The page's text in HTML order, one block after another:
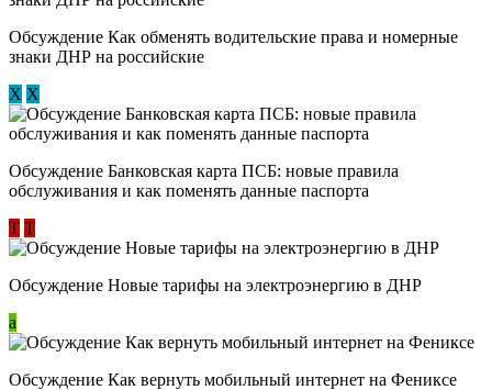
Обсуждение ​Как обменять водительские права и номерные
знаки ДНР на российские
Х Х
Обсуждение ​Банковская карта ПСБ: новые правила
обслуживания и как поменять данные паспорта
Т Т
Обсуждение Новые тарифы на электроэнергию в ДНР
a
Обсуждение Как вернуть мобильный интернет на Фениксе